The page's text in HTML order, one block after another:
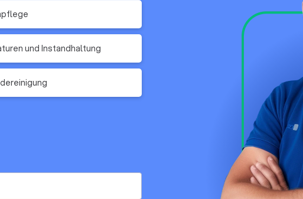
und Instandhaltung